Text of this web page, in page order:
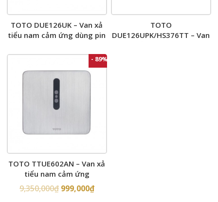
TOTO DUE126UK – Van xả
tiểu nam cảm ứng dùng pin
TOTO
DUE126UPK/HS376TT – Van
- 89%
TOTO TTUE602AN – Van xả
tiểu nam cảm ứng
9,350,000₫ 999,000₫